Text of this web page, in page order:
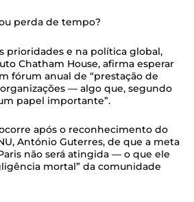
perda de tempo?
prioridades e na política global,
Chatham House, afirma esperar
fórum anual de “prestação de
— algo que, segundo
papel importante”.
após o reconhecimento do
António Guterres, de que a meta
não será atingida — o que ele
mortal” da comunidade